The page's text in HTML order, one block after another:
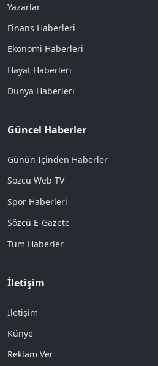
Yazarlar
Finans Haberleri
Ekonomi Haberleri
Hayat Haberleri
Dünya Haberleri
Güncel Haberler
Günün İçinden Haberler
Sözcü Web TV
Spor Haberleri
Sözcü E-Gazete
Tüm Haberler
İletişim
İletişim
Künye
Reklam Ver